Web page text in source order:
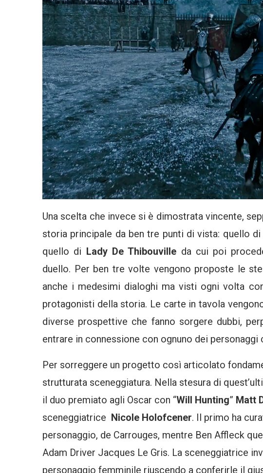
Una scelta che invece si è dimostrata vincente,
storia principale da ben tre punti di vista: quello
quello di Lady De Thibouville da cui poi
duello. Per ben tre volte vengono proposte le
anche i medesimi dialoghi ma visti ogni volta
protagonisti della storia. Le carte in tavola
diverse prospettive che fanno sorgere dubbi,
entrare in connessione con ognuno dei
Per sorreggere un progetto così articolato
strutturata sceneggiatura. Nella stesura di
il duo premiato agli Oscar con “Will Hunting” Matt
sceneggiatrice Nicole Holofcener. Il primo ha
personaggio, de Carrouges, mentre Ben Affleck
Adam Driver Jacques Le Gris. La sceneggiatrice
personaggio femminile riuscendo a conferirle il